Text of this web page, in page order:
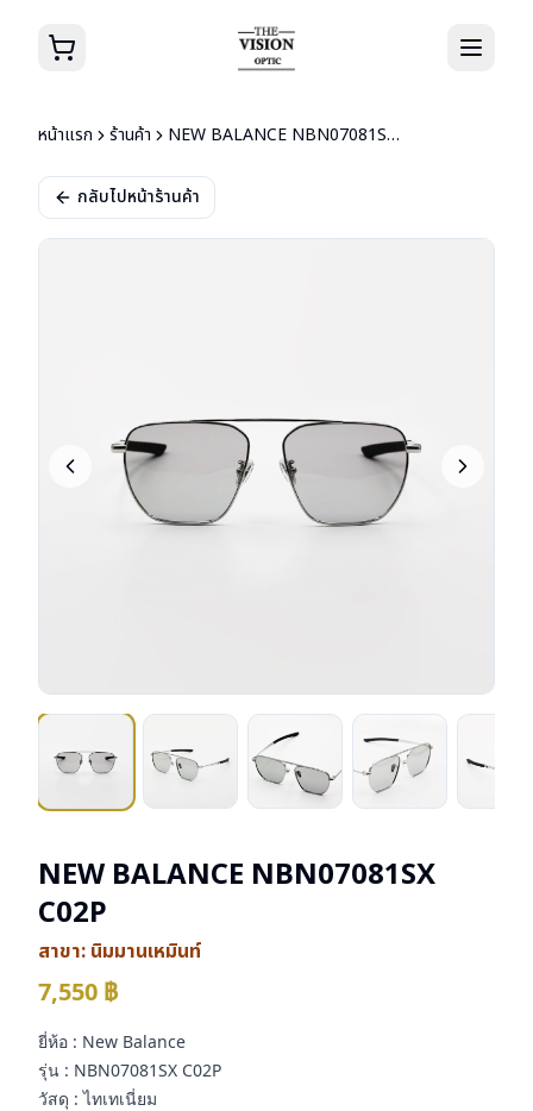
หน้าแรก ร้านค้า NEW BALANCE NBN07081SX C02P
กลับไปหน้าร้านค้า
NEW BALANCE NBN07081SX
C02P
สาขา: นิมมานเหมินท์
7,550 ฿
ยี่ห้อ : New Balance
รุ่น : NBN07081SX C02P
วัสดุ : ไทเทเนี่ยม